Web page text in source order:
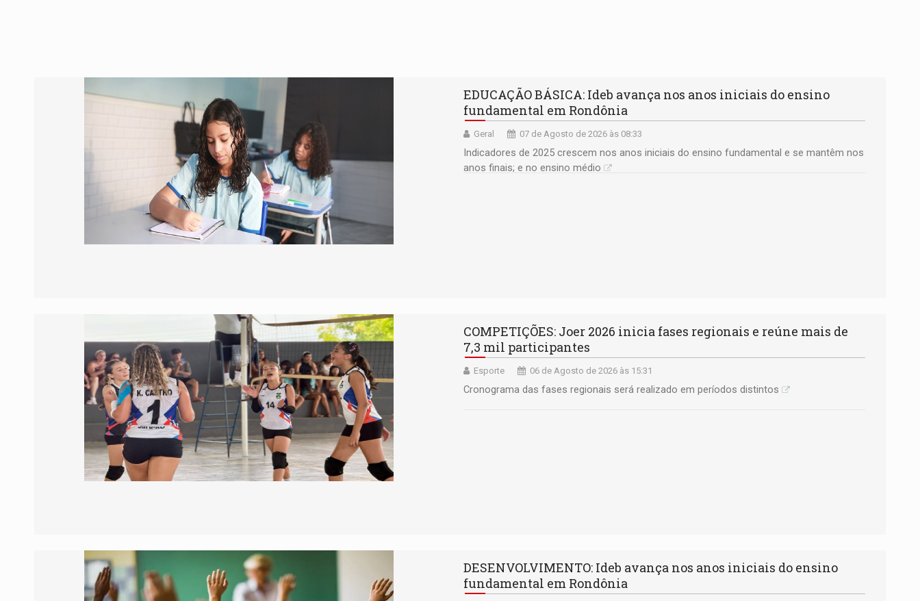
EDUCAÇÃO BÁSICA: Ideb avança nos anos iniciais do ensino
fundamental em Rondônia
Geral 07 de Agosto de 2026 às 08:33
Indicadores de 2025 crescem nos anos iniciais do ensino fundamental e se mantêm nos
anos finais; e no ensino médio
COMPETIÇÕES: Joer 2026 inicia fases regionais e reúne mais de
7,3 mil participantes
Esporte 06 de Agosto de 2026 às 15:31
Cronograma das fases regionais será realizado em períodos distintos
DESENVOLVIMENTO: Ideb avança nos anos iniciais do ensino
fundamental em Rondônia